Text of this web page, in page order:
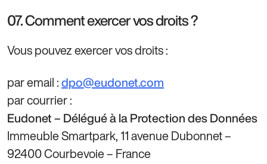
07. Comment exercer vos droits ?
Vous pouvez exercer vos droits :
par email : dpo@eudonet.com
par courrier :
Eudonet – Délégué à la Protection des Données
Immeuble Smartpark, 11 avenue Dubonnet –
92400 Courbevoie – France